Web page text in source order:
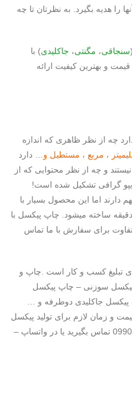
را هدیه بگیرد. به نظرتان تا چه
سنجاقی، مگنتی، جاکلیدی) با
و بهترین کیفیت ارائه
چه از نظر ظاهری که اندازه
دارد
و چه از نظر محتوایی که از
گرافی تشکیل شده است!
دارند اما این محصول بسیار با
ساخته میشود. چاپ پیکسل با
برای سفارش با ما تماس
تبلیغ کسب و کار است .چاپ و
پیکسل سوزنی – چاپ پیکسل
جاکلیدی دوطرفه و …
و زمان لازم برای تولید پیکسل
با طرح مورد نظر با شماره 09904534705 تماس بگیرید یا در واتساپ –